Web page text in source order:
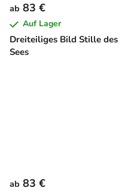
Dreiteiliges Bild Stille des
Sees
ab 83 €
Auf Lager
ab 83 €